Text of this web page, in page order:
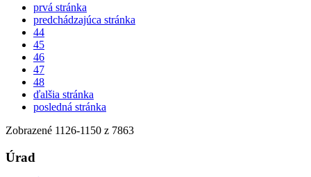
prvá stránka
predchádzajúca stránka
44
45
46
47
48
ďalšia stránka
posledná stránka
Zobrazené 1126-1150 z 7863
Úrad